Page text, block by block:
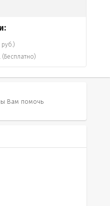
руб.)
(Бесплатно)
Вам помочь